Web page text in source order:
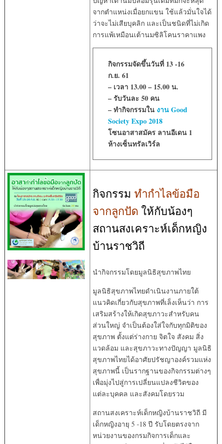
จากตำแหน่งเมื่อยกแขน ใช้แล้วมั่นใจได้
ว่าจะไม่เสียบุคลิก และเป็นชนิดที่ไม่เกิด
การแพ้เหมือนเต้านมซิลิโคนราคาแพง
กิจกรรมจัดขึ้นวันที่ 13 -16
ก.ย. 61
– เวลา 13.00 – 15.00 น.
– รับวันละ 50 คน
– ทำกิจกรรมใน งาน Good
Society Expo 2018
โซนอาสาสมัคร ลานอีเดน 1
ห้างเซ็นทรัลเวิร์ล
กิจกรรม ทำกำไลข้อมือ
จากลูกปัด ให้กับน้องๆ
สถานสงเคราะห์เด็กหญิง
บ้านราชวิถี
นำกิจกรรมโดยมูลนิธิสุขภาพไทย
มูลนิธิสุขภาพไทยดำเนินงานภายใต้
แนวคิดเกี่ยวกับสุขภาพที่เล็งเห็นว่า การ
เสริมสร้างให้เกิดสุขภาวะสำหรับคน
ส่วนใหญ่ จำเป็นต้องใส่ใจกับทุกมิติของ
สุขภาพ ตั้งแต่ร่างกาย จิตใจ สังคม สิ่ง
แวดล้อม และสุขภาวะทางปัญญา มูลนิธิ
สุขภาพไทยได้อาศัยปรัชญาองค์รวมแห่ง
สุขภาพนี้ เป็นรากฐานของกิจกรรมต่างๆ
เพื่อมุ่งไปสู่การเปลี่ยนแปลงชีวิตของ
แต่ละบุคคล และสังคมโดยรวม
สถานสงเคราะห์เด็กหญิงบ้านราชวิถี มี
เด็กหญิงอายุ 5 -18 ปี รับโดยตรงจาก
หน่วยงานของกรมกิจการเด็กและ